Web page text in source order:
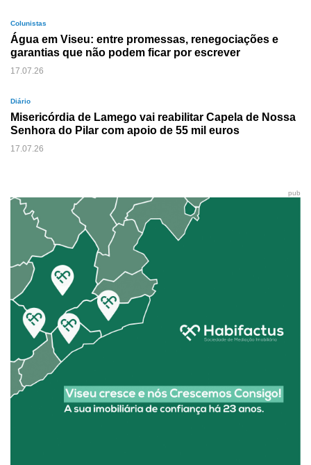
Colunistas
Água em Viseu: entre promessas, renegociações e
garantias que não podem ficar por escrever
17.07.26
Diário
Misericórdia de Lamego vai reabilitar Capela de Nossa
Senhora do Pilar com apoio de 55 mil euros
17.07.26
pub